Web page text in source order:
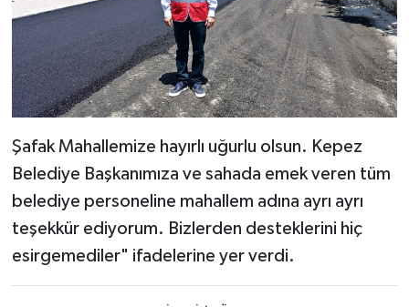
Şafak Mahallemize hayırlı uğurlu olsun. Kepez
Belediye Başkanımıza ve sahada emek veren tüm
belediye personeline mahallem adına ayrı ayrı
teşekkür ediyorum. Bizlerden desteklerini hiç
esirgemediler" ifadelerine yer verdi.